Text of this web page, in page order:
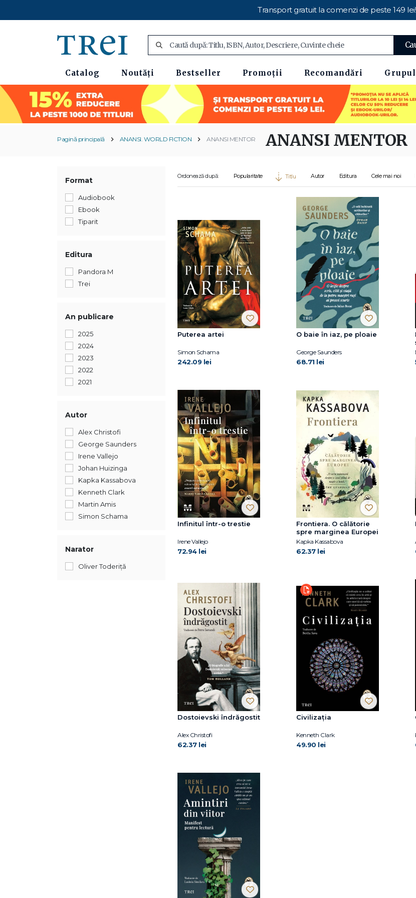
Transport gratuit la comenzi de peste 149 lei!
Catalog Noutăți Bestseller Promoții Recomandări
Pagină principală ANANSI. WORLD FICTION ANANSI MENTOR ANANSI MENTOR
Format
Audiobook
Ebook
Tiparit
Editura
Pandora M
Trei
An publicare
2025
2024
2023
2022
2021
Autor
Alex Christofi
George Saunders
Irene Vallejo
Johan Huizinga
Kapka Kassabova
Kenneth Clark
Martin Amis
Simon Schama
Narator
Oliver Toderiță
Ordonează după: Popularitate Titlu Autor Editura Cele mai noi
Puterea artei
Simon Schama
242.09 lei
O baie în iaz, pe ploaie
George Saunders
68.71 lei
Infinitul într-o trestie
Irene Vallejo
72.94 lei
Frontiera. O călătorie
spre marginea Europei
Kapka Kassabova
62.37 lei
Dostoievski îndrăgostit
Alex Christofi
62.37 lei
Civilizația
Kenneth Clark
49.90 lei